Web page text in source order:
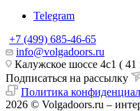
Telegram
+7 (499) 685-46-65
info@volgadoors.ru
Калужское шоссе 4с1 (
Подписаться на рассылку
Политика
2026 © Volgadoors.ru –